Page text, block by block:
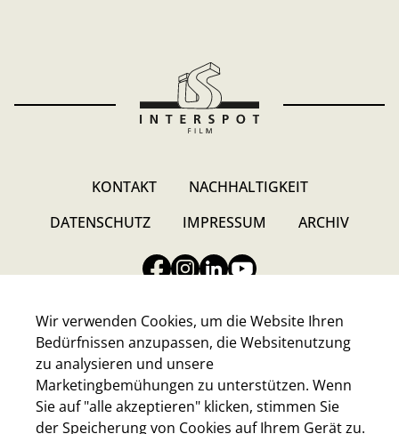
KONTAKT
NACHHALTIGKEIT
DATENSCHUTZ
IMPRESSUM ARCHIV
INTERSPOT FILM-GESELLSCHAFT M.B.H.
Walter-Jurmann-Gasse 4, A-1230 Wien
E-Mail:headoffice@interspot.at
Wir verwenden Cookies, um die Website Ihren
Bedürfnissen anzupassen, die Websitenutzung
zu analysieren und unsere
Marketingbemühungen zu unterstützen. Wenn
Sie auf "alle akzeptieren" klicken, stimmen Sie
der Speicherung von Cookies auf Ihrem Gerät zu.